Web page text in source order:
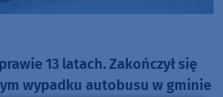
13 latach. Zakończył się
wypadku autobusu w gminie